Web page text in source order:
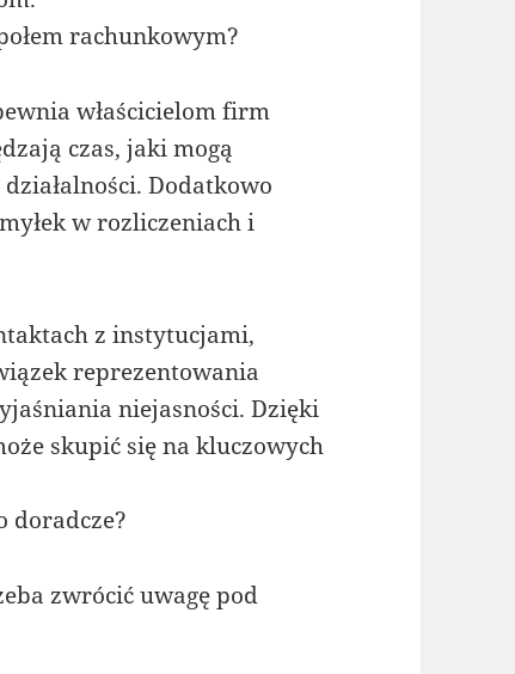
rachunkowym?
właścicielom firm
czas, jaki mogą
Dodatkowo
w rozliczeniach i
z instytucjami,
reprezentowania
niejasności. Dzięki
skupić się na kluczowych
doradcze?
zwrócić uwagę pod